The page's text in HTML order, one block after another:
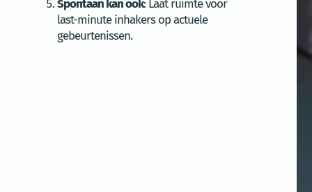
Spontaan kan ook: Laat ruimte voor
last-minute inhakers op actuele
gebeurtenissen.